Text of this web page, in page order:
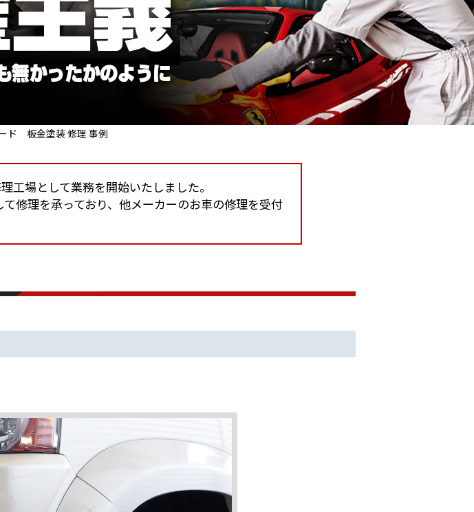
ド 板金塗装 修理 事例
工場として業務を開始いたしました。
修理を承っており、他メーカーのお車の修理を受付